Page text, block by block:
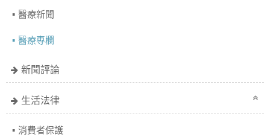
醫療新聞
醫療專欄
新聞評論
生活法律
消費者保護